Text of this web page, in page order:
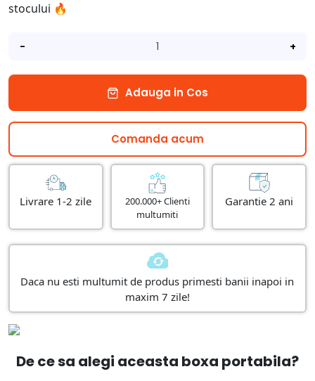
stocului 🔥
- +
Adauga in Cos
Comanda acum
Livrare 1-2 zile
200.000+ Clienti
multumiti
Garantie 2 ani
Daca nu esti multumit de produs primesti banii inapoi in
maxim 7 zile!
De ce sa alegi aceasta boxa portabila?